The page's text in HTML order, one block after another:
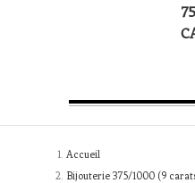
Accueil
Bijouterie 375/1000 (9